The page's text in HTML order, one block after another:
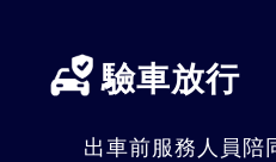
驗車放行
出車前服務人員陪